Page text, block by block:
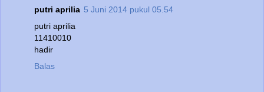
putri aprilia 5 Juni 2014 pukul 05.54
putri aprilia
11410010
hadir
Balas